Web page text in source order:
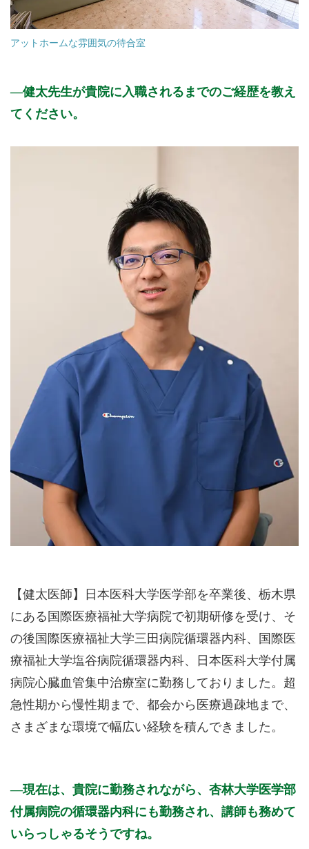
アットホームな雰囲気の待合室
健太先生が貴院に入職されるまでのご経歴を教え
てください。
【健太医師】日本医科大学医学部を卒業後、栃木県
にある国際医療福祉大学病院で初期研修を受け、そ
の後国際医療福祉大学三田病院循環器内科、国際医
療福祉大学塩谷病院循環器内科、日本医科大学付属
病院心臓血管集中治療室に勤務しておりました。超
急性期から慢性期まで、都会から医療過疎地まで、
さまざまな環境で幅広い経験を積んできました。
現在は、貴院に勤務されながら、杏林大学医学部
付属病院の循環器内科にも勤務され、講師も務めて
いらっしゃるそうですね。